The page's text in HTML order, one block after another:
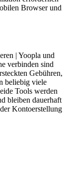
Browser und
| Yoopla und
verbinden sind
Gebühren,
beliebig viele
Tools werden
bleiben dauerhaft
Kontoerstellung